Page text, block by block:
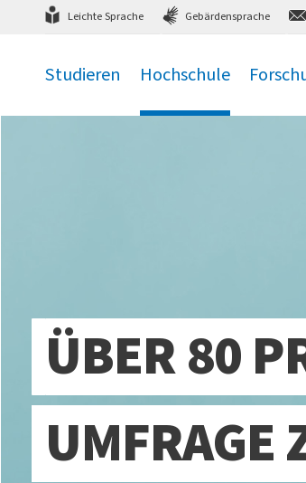
zum Hauptmenü zum Inhalt,
Leichte Sprache Gebärdensprache
Studieren Hochschule
ÜBER 80
UMFRAGE